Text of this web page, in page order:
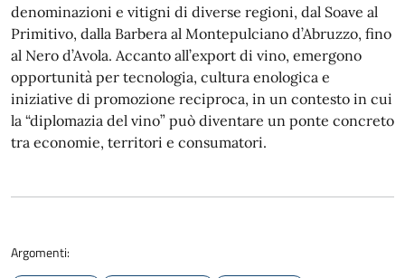
denominazioni e vitigni di diverse regioni, dal Soave al
Primitivo, dalla Barbera al Montepulciano d’Abruzzo, fino
al Nero d’Avola. Accanto all’export di vino, emergono
opportunità per tecnologia, cultura enologica e
iniziative di promozione reciproca, in un contesto in cui
la “diplomazia del vino” può diventare un ponte concreto
tra economie, territori e consumatori.
Argomenti: